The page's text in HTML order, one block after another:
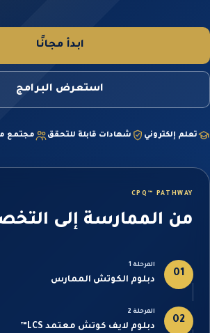
ابدأ مجانًا
استعرض البرامج
تعلم إلكتروني شهادات قابلة للتحقق مجتمع
CPQ™ PATHWAY
من الممارسة إلى
01
المرحلة 1
دبلوم الكوتش الممارس
02
المرحلة 2
دبلوم لايف كوتش معتمد LCS™